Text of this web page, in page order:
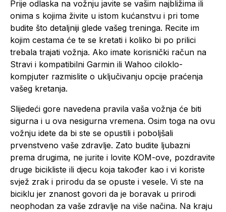
Prije odlaska na vožnju javite se vašim najbližima ili
onima s kojima živite u istom kućanstvu i pri tome
budite što detaljniji glede vašeg treninga. Recite im
kojim cestama će te se kretati i koliko bi po prilici
trebala trajati vožnja. Ako imate korisnički račun na
Stravi i kompatibilni Garmin ili Wahoo ciloklo-
kompjuter razmislite o uključivanju opcije praćenja
vašeg kretanja.
Slijedeći gore navedena pravila vaša vožnja će biti
sigurna i u ova nesigurna vremena. Osim toga na ovu
vožnju idete da bi ste se opustili i poboljšali
prvenstveno vaše zdravlje. Zato budite ljubazni
prema drugima, ne jurite i lovite KOM-ove, pozdravite
druge bicikliste ili djecu koja također kao i vi koriste
svjež zrak i prirodu da se opuste i vesele. Vi ste na
biciklu jer znanost govori da je boravak u prirodi
neophodan za vaše zdravlje na više načina. Na kraju